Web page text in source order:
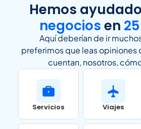
Hemos
negociosen
Aquí deberían de ir
preferimos que leas opiniones
cuentan, nosotros,
Servicios Viajes